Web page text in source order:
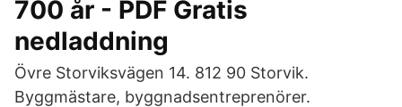
700 år - PDF Gratis
nedladdning
Övre Storviksvägen 14. 812 90 Storvik.
Byggmästare, byggnadsentreprenörer.